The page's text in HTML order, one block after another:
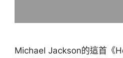
Michael Jackson的這首《